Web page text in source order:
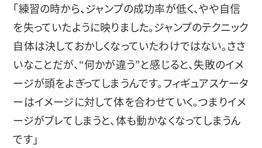
「練習の時から、ジャンプの成功率が低く、やや自信
を失っていたように映りました。ジャンプのテクニック
自体は決しておかしくなっていたわけではない。ささ
いなことだが、“何かが違う”と感じると、失敗のイメ
ージが頭をよぎってしまうんです。フィギュアスケータ
ーはイメージに対して体を合わせていく。つまりイメ
ージがブレてしまうと、体も動かなくなってしまうん
です」